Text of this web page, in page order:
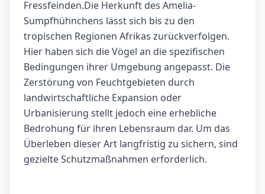
Fressfeinden.Die Herkunft des Amelia-
Sumpfhühnchens lässt sich bis zu den
tropischen Regionen Afrikas zurückverfolgen.
Hier haben sich die Vögel an die spezifischen
Bedingungen ihrer Umgebung angepasst. Die
Zerstörung von Feuchtgebieten durch
landwirtschaftliche Expansion oder
Urbanisierung stellt jedoch eine erhebliche
Bedrohung für ihren Lebensraum dar. Um das
Überleben dieser Art langfristig zu sichern, sind
gezielte Schutzmaßnahmen erforderlich.